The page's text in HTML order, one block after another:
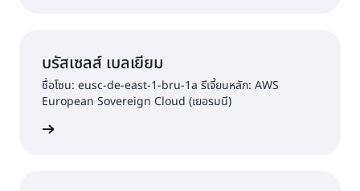
บรัสเซลส์ เบลเยียม
ชื่อโซน: eusc-de-east-1-bru-1a รีเจี้ยนหลัก: AWS
European Sovereign Cloud (เยอรมนี)